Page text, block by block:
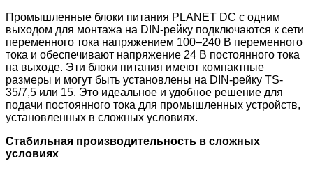
Промышленные блоки питания PLANET DC с одним
выходом для монтажа на DIN-рейку подключаются к сети
переменного тока напряжением 100–240 В переменного
тока и обеспечивают напряжение 24 В постоянного тока
на выходе. Эти блоки питания имеют компактные
размеры и могут быть установлены на DIN-рейку TS-
35/7,5 или 15. Это идеальное и удобное решение для
подачи постоянного тока для промышленных устройств,
установленных в сложных условиях.
Стабильная производительность в сложных
условиях